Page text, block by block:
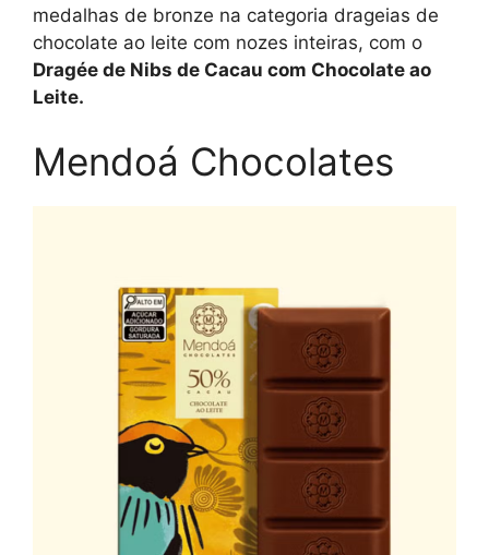
medalhas de bronze na categoria drageias de
chocolate ao leite com nozes inteiras, com o
Dragée de Nibs de Cacau com Chocolate ao
Leite.
Mendoá Chocolates